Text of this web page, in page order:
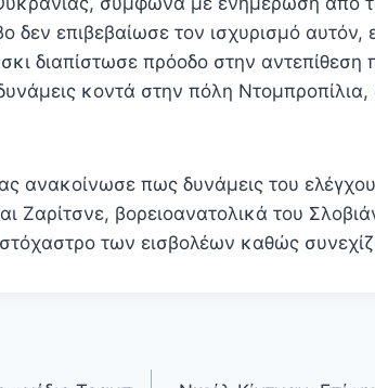
δεν επιβεβαίωσε τον ισχυρισμό
διαπίστωσε πρόοδο στην αντεπίθεση
κοντά στην πόλη Ντομπροπίλια,
ανακοίνωσε πως δυνάμεις του
Ζαρίτσνε, βορειοανατολικά του
των εισβολέων καθώς